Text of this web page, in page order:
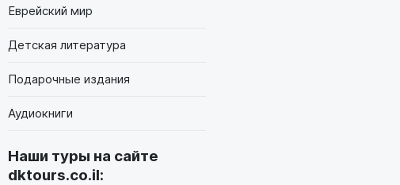
Еврейский мир
Детская литература
Подарочные издания
Аудиокниги
Наши туры на сайте
dktours.co.il: